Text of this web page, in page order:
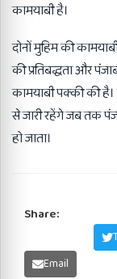
कामयाबी है।
दोनों मुहिम की
की प्रतिबद्धता और
कामयाबी पक्की की है।
से जारी रहेंगे जब तक
हो जाता।
Share:
Email